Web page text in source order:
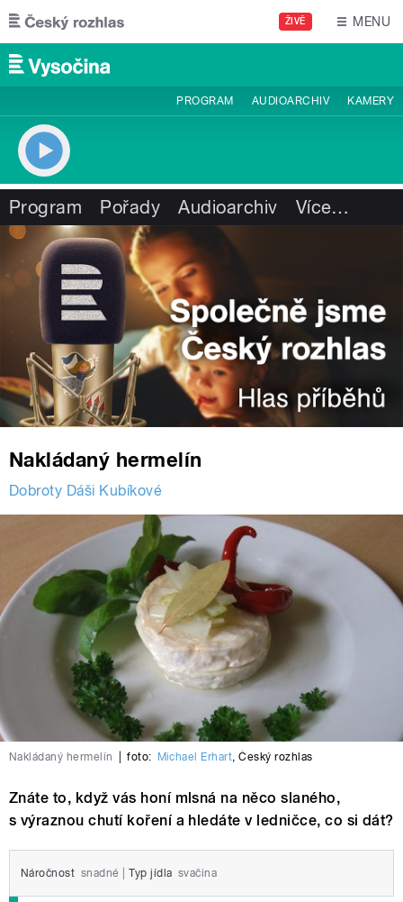
Přejít k hlavnímu obsahu
ŽIVĚ MENU
PROGRAM AUDIOARCHIV KAMERY
Program Pořady Audioarchiv Více…
Nakládaný hermelín
Dobroty Dáši Kubíkové
Nakládaný hermelín foto: Michael Erhart,Český rozhlas
Znáte to, když vás honí mlsná na něco slaného,
s výraznou chutí koření a hledáte v ledničce, co si dát?
Náročnost snadné Typ jídla svačina